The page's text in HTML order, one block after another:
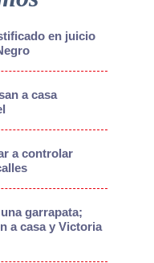
en juicio
a casa
a controlar
garrapata;
a casa y Victoria